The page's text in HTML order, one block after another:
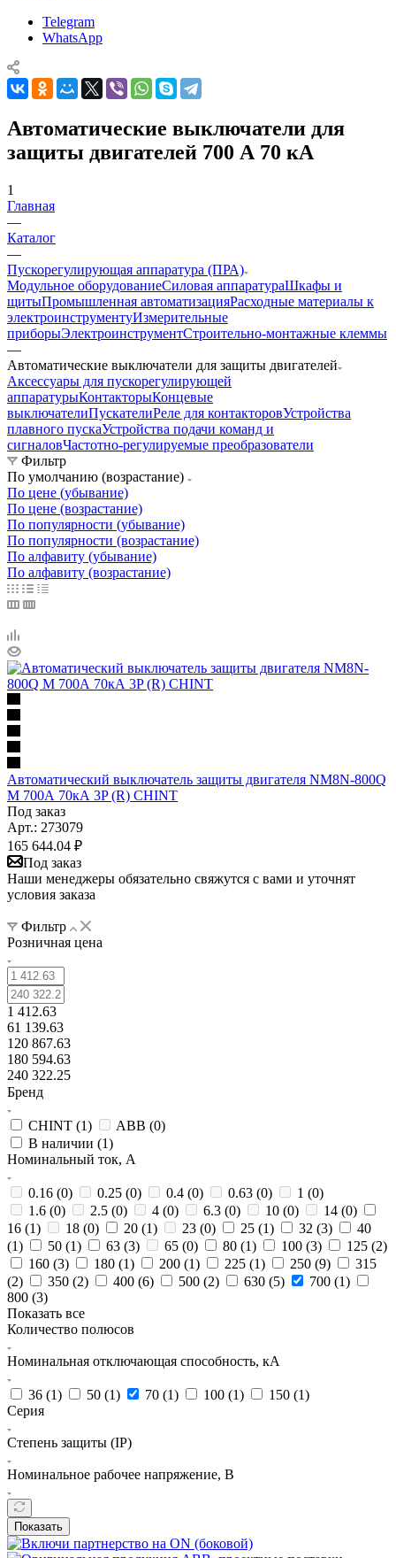
Telegram
WhatsApp
Автоматические выключатели для
защиты двигателей 700 А 70 кА
1
Главная
—
Каталог
—
Пускорегулирующая аппаратура (ПРА)
Модульное оборудованиеСиловая аппаратураШкафы и
щитыПромышленная автоматизацияРасходные материалы к
электроинструментуИзмерительные
приборыЭлектроинструментСтроительно-монтажные клеммы
—
Автоматические выключатели для защиты двигателей
Аксессуары для пускорегулирующей
аппаратурыКонтакторыКонцевые
выключателиПускателиРеле для контакторовУстройства
плавного пускаУстройства подачи команд и
сигналовЧастотно-регулируемые преобразователи
Фильтр
По умолчанию (возрастание)
По цене (убывание)
По цене (возрастание)
По популярности (убывание)
По популярности (возрастание)
По алфавиту (убывание)
По алфавиту (возрастание)
Автоматический выключатель защиты двигателя NM8N-800Q
M 700А 70кА 3P (R) CHINT
Под заказ
Арт.: 273079
165 644.04 ₽
Под заказ
Наши менеджеры обязательно свяжутся с вами и уточнят
условия заказа
Фильтр
Розничная цена
1 412.63
61 139.63
120 867.63
180 594.63
240 322.25
Бренд
CHINT (1) ABB (0)
В наличии (1)
Номинальный ток, А
0.16 (0) 0.25 (0) 0.4 (0) 0.63 (0) 1 (0)
1.6 (0) 2.5 (0) 4 (0) 6.3 (0) 10 (0) 14 (0)
16 (1) 18 (0) 20 (1) 23 (0) 25 (1) 32 (3)
40
(1) 50 (1) 63 (3) 65 (0) 80 (1) 100 (3) 125 (2)
160 (3) 180 (1) 200 (1) 225 (1) 250 (9)
315
(2) 350 (2) 400 (6) 500 (2) 630 (5) 700 (1)
800 (3)
Показать все
Количество полюсов
Номинальная отключающая способность, кА
36 (1) 50 (1) 70 (1) 100 (1) 150 (1)
Серия
Степень защиты (IP)
Номинальное рабочее напряжение, В
Показать